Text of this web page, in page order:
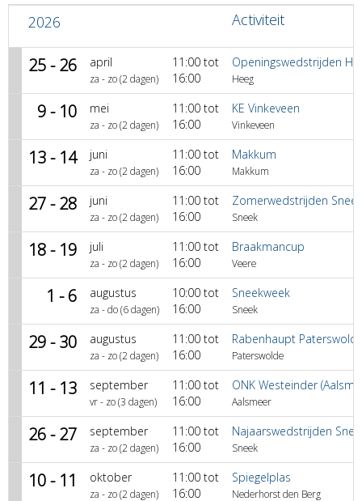
2026 Activiteit
25 - 26 april
za - zo (2 dagen)
11:00 tot
16:00
Openingswedstrijden
Heeg
9 - 10 mei
za - zo (2 dagen)
11:00 tot
16:00
KE Vinkeveen
Vinkeveen
13 - 14 juni
za - zo (2 dagen)
11:00 tot
16:00
Makkum
Makkum
27 - 28 juni
za - zo (2 dagen)
11:00 tot
16:00
Zomerwedstrijden Sneek
Sneek
18 - 19 juli
za - zo (2 dagen)
11:00 tot
16:00
Braakmancup
Veere
1 - 6 augustus
za - do (6 dagen)
10:00 tot
16:00
Sneekweek
Sneek
29 - 30 augustus
za - zo (2 dagen)
11:00 tot
16:00
Rabenhaupt
Paterswolde
11 - 13 september
vr - zo (3 dagen)
11:00 tot
16:00
ONK Westeinder
Aalsmeer
26 - 27 september
za - zo (2 dagen)
11:00 tot
16:00
Najaarswedstrijden
Sneek
10 - 11 oktober
za - zo (2 dagen)
11:00 tot
16:00
Spiegelplas
Nederhorst den Berg